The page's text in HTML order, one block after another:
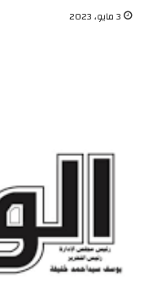
3 مايو، 2023